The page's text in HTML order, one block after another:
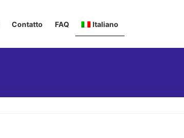
Contatto FAQ Italiano
Deutsch